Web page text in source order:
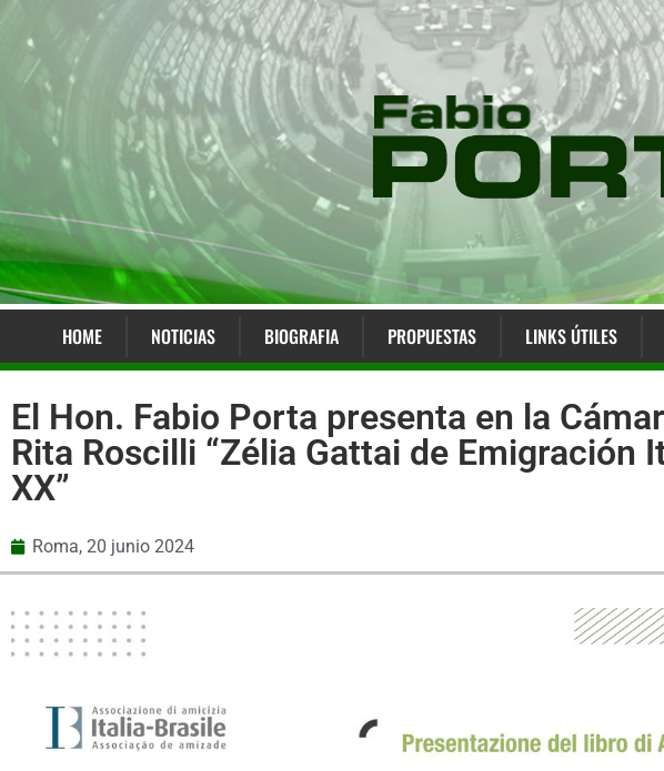
HOME NOTICIAS BIOGRAFIA PROPUESTAS LINKS ÚTILES
El Hon. Fabio Porta presenta en la
Rita Roscilli “Zélia Gattai de Emigración
XX”
Roma, 20 junio 2024